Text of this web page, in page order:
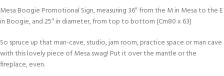
Mesa Boogie Promotional Sign, measuring 36″ from the M in Mesa to the E
in Boogie, and 25″ in diameter, from top to bottom (Cm80 x 63)
So spruce up that man-cave, studio, jam room, practice space or man cave
with this lovely piece of Mesa swag! Put it over the mantle or the
fireplace, even.